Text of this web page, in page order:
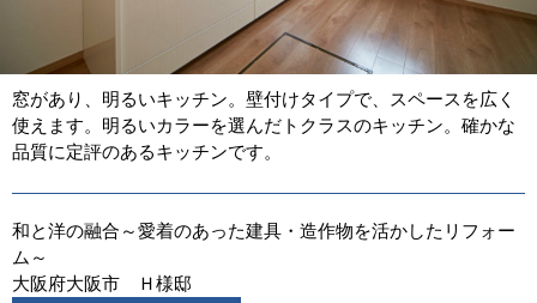
窓があり、明るいキッチン。壁付けタイプで、スペースを広く
使えます。明るいカラーを選んだトクラスのキッチン。確かな
品質に定評のあるキッチンです。
和と洋の融合～愛着のあった建具・造作物を活かしたリフォー
ム～
大阪府大阪市 Ｈ様邸